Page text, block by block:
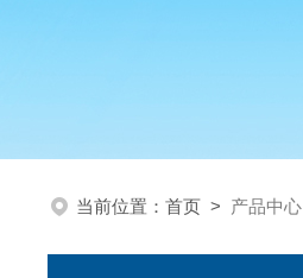
当前位置： 首页 > 产品中心